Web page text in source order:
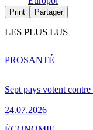
Print Partager
LES PLUS LUS
Sept pays votent
24.07.2026
PROSANTÉ